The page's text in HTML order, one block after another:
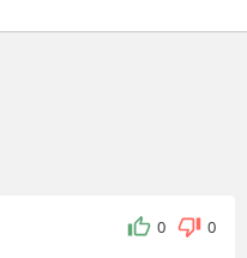
0 0